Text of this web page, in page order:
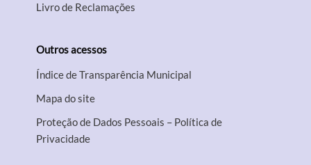
Livro de Reclamações
Outros acessos
Índice de Transparência Municipal
Mapa do site
Proteção de Dados Pessoais – Política de
Privacidade